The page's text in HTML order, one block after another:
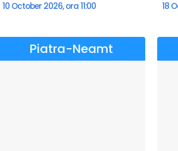
10 October 2026, ora 11:00 18
Piatra-Neamt